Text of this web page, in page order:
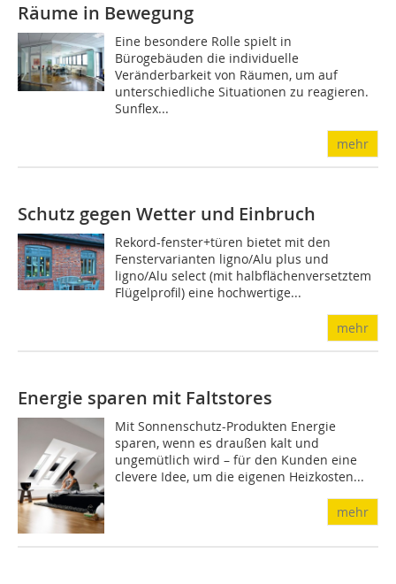
Räume in Bewegung
Eine besondere Rolle spielt in
Bürogebäuden die individuelle
Veränderbarkeit von Räumen, um auf
unterschiedliche Situationen zu reagieren.
Sunflex...
mehr
Schutz gegen Wetter und Einbruch
Rekord-fenster+türen bietet mit den
Fenstervarianten ligno/Alu plus und
ligno/Alu select (mit halbflächenversetztem
Flügelprofil) eine hochwertige...
mehr
Energie sparen mit Faltstores
Mit Sonnenschutz-Produkten Energie
sparen, wenn es draußen kalt und
ungemütlich wird – für den Kunden eine
clevere Idee, um die eigenen Heizkosten...
mehr